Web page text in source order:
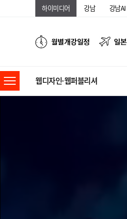
하이미디어 강남 강남AI
웹디자인·웹퍼블리셔